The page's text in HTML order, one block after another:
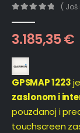
(
3.185,35€
GPSMAP 1223
zaslonom i
pouzdanoj i
touchscreen